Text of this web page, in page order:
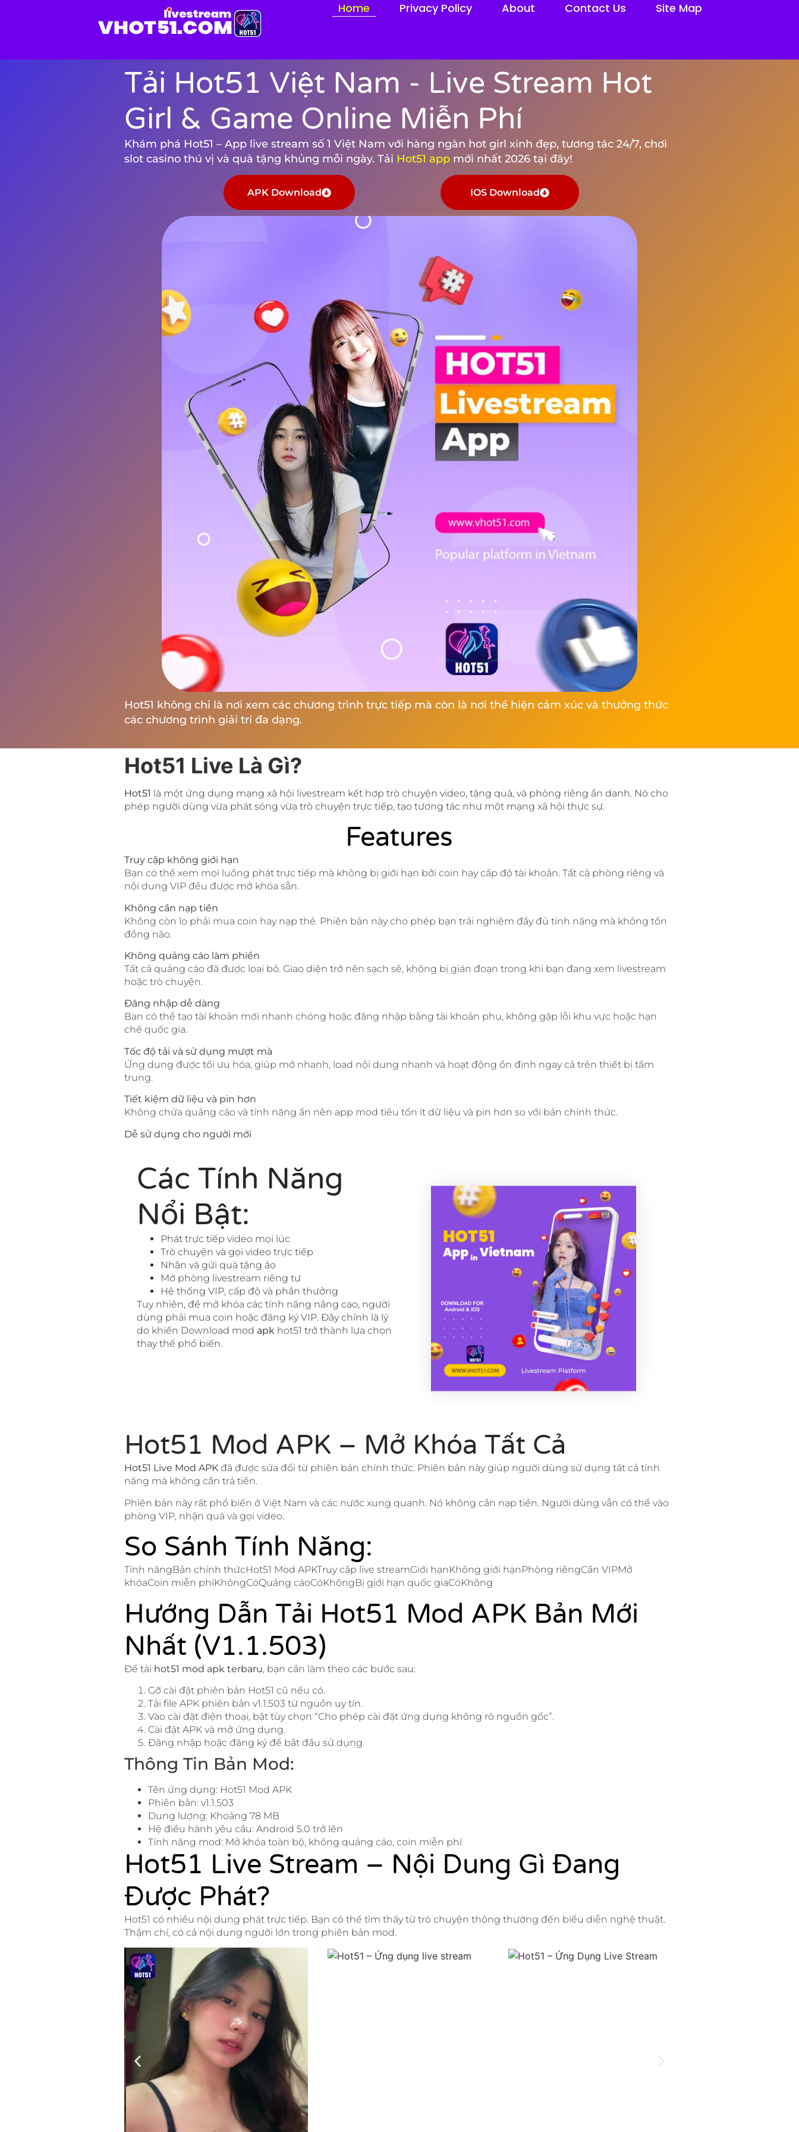
Home Privacy Policy About Contact Us Site Map
Tải Hot51 Việt Nam - Live Stream Hot
Girl & Game Online Miễn Phí
Khám phá Hot51 – App live stream số 1 Việt Nam với hàng ngàn hot girl xinh đẹp, tương tác 24/7, chơi
slot casino thú vị và quà tặng khủng mỗi ngày. Tải Hot51 appmới nhất 2026 tại đây!
APK Download IOS Download
Hot51 không chỉ là nơi xem các chương trình trực tiếp mà còn là nơi thể hiện cảm xúc và thưởng thức
các chương trình giải trí đa dạng.
Hot51 Live Là Gì?
Hot51 là một ứng dụng mạng xã hội livestream kết hợp trò chuyện video, tặng quà, và phòng riêng ẩn danh. Nó cho
phép người dùng vừa phát sóng vừa trò chuyện trực tiếp, tạo tương tác như một mạng xã hội thực sự.
Features
Truy cập không giới hạn
Bạn có thể xem mọi luồng phát trực tiếp mà không bị giới hạn bởi coin hay cấp độ tài khoản. Tất cả phòng riêng và
nội dung VIP đều được mở khóa sẵn.
Không cần nạp tiền
Không còn lo phải mua coin hay nạp thẻ. Phiên bản này cho phép bạn trải nghiệm đầy đủ tính năng mà không tốn
đồng nào.
Không quảng cáo làm phiền
Tất cả quảng cáo đã được loại bỏ. Giao diện trở nên sạch sẽ, không bị gián đoạn trong khi bạn đang xem livestream
hoặc trò chuyện.
Đăng nhập dễ dàng
Bạn có thể tạo tài khoản mới nhanh chóng hoặc đăng nhập bằng tài khoản phụ, không gặp lỗi khu vực hoặc hạn
chế quốc gia.
Tốc độ tải và sử dụng mượt mà
Ứng dụng được tối ưu hóa, giúp mở nhanh, load nội dung nhanh và hoạt động ổn định ngay cả trên thiết bị tầm
trung.
Tiết kiệm dữ liệu và pin hơn
Không chứa quảng cáo và tính năng ẩn nên app mod tiêu tốn ít dữ liệu và pin hơn so với bản chính thức.
Dễ sử dụng cho người mới
Các Tính Năng
Nổi Bật:
Phát trực tiếp video mọi lúc
Trò chuyện và gọi video trực tiếp
Nhận và gửi quà tặng ảo
Mở phòng livestream riêng tư
Hệ thống VIP, cấp độ và phần thưởng
Tuy nhiên, để mở khóa các tính năng nâng cao, người
dùng phải mua coin hoặc đăng ký VIP. Đây chính là lý
do khiến Download mod apk hot51 trở thành lựa chọn
thay thế phổ biến.
Hot51 Mod APK – Mở Khóa Tất Cả
Hot51 Live Mod APK đã được sửa đổi từ phiên bản chính thức. Phiên bản này giúp người dùng sử dụng tất cả tính
năng mà không cần trả tiền.
Phiên bản này rất phổ biến ở Việt Nam và các nước xung quanh. Nó không cần nạp tiền. Người dùng vẫn có thể vào
phòng VIP, nhận quà và gọi video.
So Sánh Tính Năng:
Tính năngBản chính thứcHot51 Mod APKTruy cập live streamGiới hạnKhông giới hạnPhòng riêngCần VIPMở
khóaCoin miễn phíKhôngCóQuảng cáoCóKhôngBị giới hạn quốc giaCóKhông
Hướng Dẫn Tải Hot51 Mod APK Bản Mới
Nhất (v1.1.503)
Để tải hot51 mod apk terbaru, bạn cần làm theo các bước sau:
Gỡ cài đặt phiên bản Hot51 cũ nếu có.
Tải file APK phiên bản v1.1.503 từ nguồn uy tín.
Vào cài đặt điện thoại, bật tùy chọn “Cho phép cài đặt ứng dụng không rõ nguồn gốc”.
Cài đặt APK và mở ứng dụng.
Đăng nhập hoặc đăng ký để bắt đầu sử dụng.
Thông Tin Bản Mod:
Tên ứng dụng: Hot51 Mod APK
Phiên bản: v1.1.503
Dung lượng: Khoảng 78 MB
Hệ điều hành yêu cầu: Android 5.0 trở lên
Tính năng mod: Mở khóa toàn bộ, không quảng cáo, coin miễn phí
Hot51 Live Stream – Nội Dung Gì Đang
Được Phát?
Hot51 có nhiều nội dung phát trực tiếp. Bạn có thể tìm thấy từ trò chuyện thông thường đến biểu diễn nghệ thuật.
Thậm chí, có cả nội dung người lớn trong phiên bản mod.